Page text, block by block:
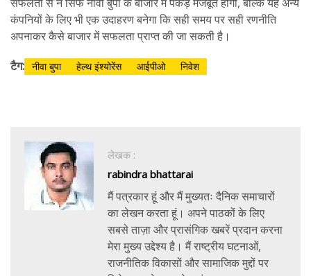
कंपनियों के लिए भी एक उदाहरण बनेगा कि सही समय पर सही रणनीति
अपनाकर कैसे बाजार में सफलता प्राप्त की जा सकती है।
टैग: नीवा बुपा हेल्थ इंश्योरेंस आईपीओ निवेश
लेखक :
rabindra bhattarai
मैं पत्रकार हूं और मैं मुख्यतः दैनिक समाचारों
का लेखन करता हूं। अपने पाठकों के लिए
सबसे ताज़ा और प्रासंगिक खबरें प्रदान करना
मेरा मुख्य उद्देश्य है। मैं राष्ट्रीय घटनाओं,
राजनीतिक विकासों और सामाजिक मुद्दों पर